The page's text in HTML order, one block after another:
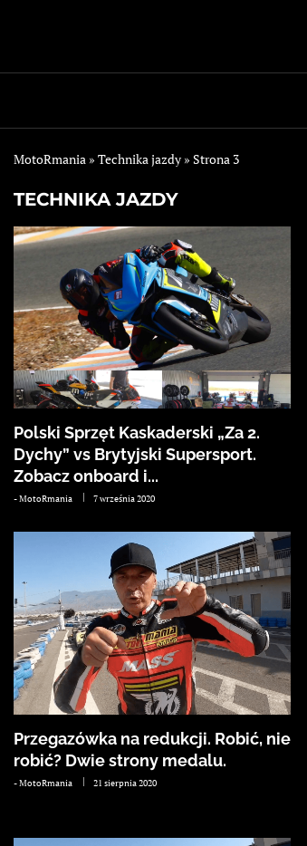
MotoRmania » Technika jazdy » Strona 3
TECHNIKA JAZDY
Polski Sprzęt Kaskaderski „Za 2.
Dychy” vs Brytyjski Supersport.
Zobacz onboard i...
-MotoRmania 7 września 2020
Przegazówka na redukcji. Robić, nie
robić? Dwie strony medalu.
-MotoRmania 21 sierpnia 2020